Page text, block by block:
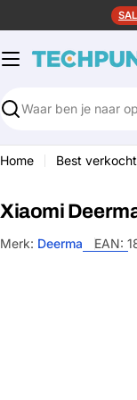
naar
inhoud
Zoeken
Home Best
Xiaomi
Merk: Deerma EAN: